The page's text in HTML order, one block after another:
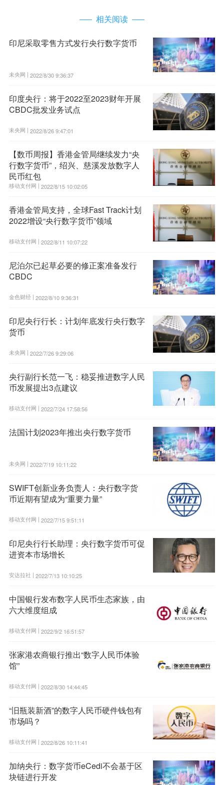
相关阅读
印尼采取零售方式发行央行数字货币
未央网 | 2022/8/30 9:36:37
印度央行：将于2022至2023财年开展
CBDC批发业务试点
未央网 | 2022/8/26 9:47:01
【数币周报】香港金管局继续发力“央
行数字货币”，绍兴、慈溪发放数字人
民币红包
移动支付网 | 2022/8/15 10:02:05
香港金管局支持，全球Fast Track计划
2022增设“央行数字货币”领域
移动支付网 | 2022/8/11 10:07:22
尼泊尔已起草必要的修正案准备发行
CBDC
金色财经 | 2022/8/10 9:36:31
印尼央行行长：计划年底发行央行数字
货币
未央网 | 2022/7/26 9:29:06
央行副行长范一飞：稳妥推进数字人民
币发展提出3点建议
移动支付网 | 2022/7/24 17:58:56
法国计划2023年推出央行数字货币
未央网 | 2022/7/19 10:11:22
SWIFT创新业务负责人：央行数字货
币近期有望成为“重要力量”
移动支付网 | 2022/7/15 9:51:11
印尼央行行长助理：央行数字货币可促
进资本市场增长
安达拉社 | 2022/7/13 10:10:25
中国银行发布数字人民币生态家族，由
六大维度组成
移动支付网 | 2022/9/2 16:51:57
张家港农商银行推出“数字人民币体验
馆”
移动支付网 | 2022/8/30 14:44:45
“旧瓶装新酒”的数字人民币硬件钱包有
市场吗？
移动支付网 | 2022/8/26 10:11:41
加纳央行：数字货币eCedi不会基于区
块链进行开发